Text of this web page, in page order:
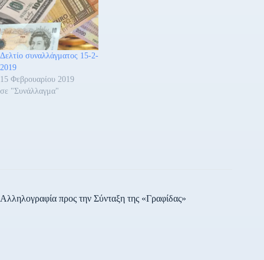
Δελτίο συναλλάγματος 15-2-
2019
15 Φεβρουαρίου 2019
σε "Συνάλλαγμα"
Αλληλογραφία προς την Σύνταξη της «Γραφίδας»